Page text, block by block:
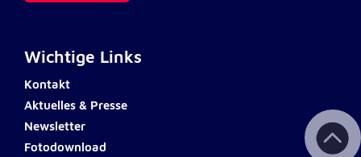
Wichtige Links
Kontakt
Aktuelles & Presse
Newsletter
Fotodownload